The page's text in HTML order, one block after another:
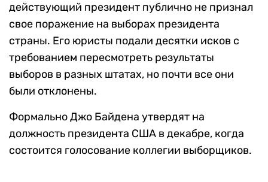
действующий президент публично не признал
свое поражение на выборах президента
страны. Его юристы подали десятки исков с
требованием пересмотреть результаты
выборов в разных штатах, но почти все они
были отклонены.
Формально Джо Байдена утвердят на
должность президента США в декабре, когда
состоится голосование коллегии выборщиков.